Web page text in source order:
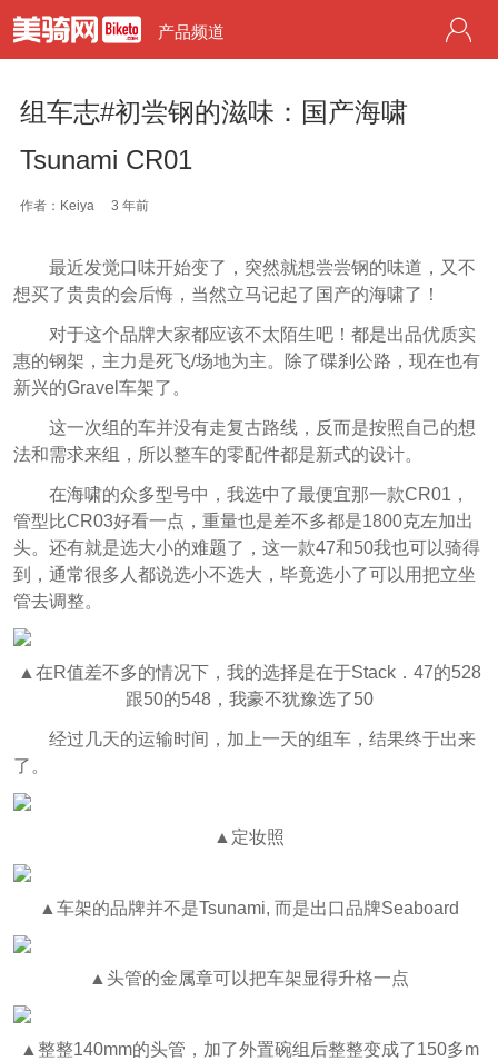
产品频道
组车志#初尝钢的滋味：国产海啸
Tsunami CR01
作者：Keiya 3 年前
最近发觉口味开始变了，突然就想尝尝钢的味道，又不
想买了贵贵的会后悔，当然立马记起了国产的海啸了！
对于这个品牌大家都应该不太陌生吧！都是出品优质实
惠的钢架，主力是死飞/场地为主。除了碟刹公路，现在也有
新兴的Gravel车架了。
这一次组的车并没有走复古路线，反而是按照自己的想
法和需求来组，所以整车的零配件都是新式的设计。
在海啸的众多型号中，我选中了最便宜那一款CR01，
管型比CR03好看一点，重量也是差不多都是1800克左加出
头。还有就是选大小的难题了，这一款47和50我也可以骑得
到，通常很多人都说选小不选大，毕竟选小了可以用把立坐
管去调整。
▲在R值差不多的情况下，我的选择是在于Stack．47的528
跟50的548，我豪不犹豫选了50
经过几天的运输时间，加上一天的组车，结果终于出来
了。
▲定妆照
▲车架的品牌并不是Tsunami, 而是出口品牌Seaboard
▲头管的金属章可以把车架显得升格一点
▲整整140mm的头管，加了外置碗组后整整变成了150多m